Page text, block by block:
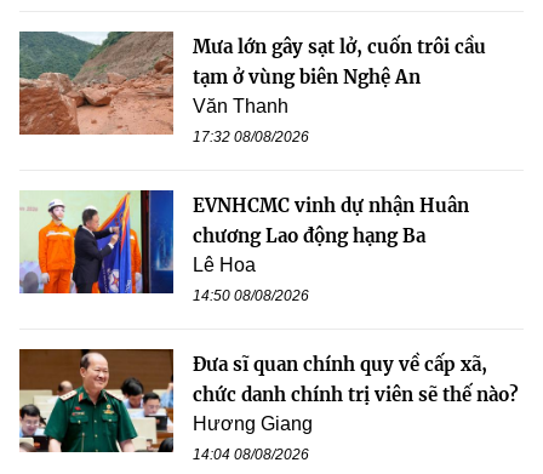
Mưa lớn gây sạt lở, cuốn trôi cầu
tạm ở vùng biên Nghệ An
Văn Thanh
17:32 08/08/2026
EVNHCMC vinh dự nhận Huân
chương Lao động hạng Ba
Lê Hoa
14:50 08/08/2026
Đưa sĩ quan chính quy về cấp xã,
chức danh chính trị viên sẽ thế nào?
Hương Giang
14:04 08/08/2026